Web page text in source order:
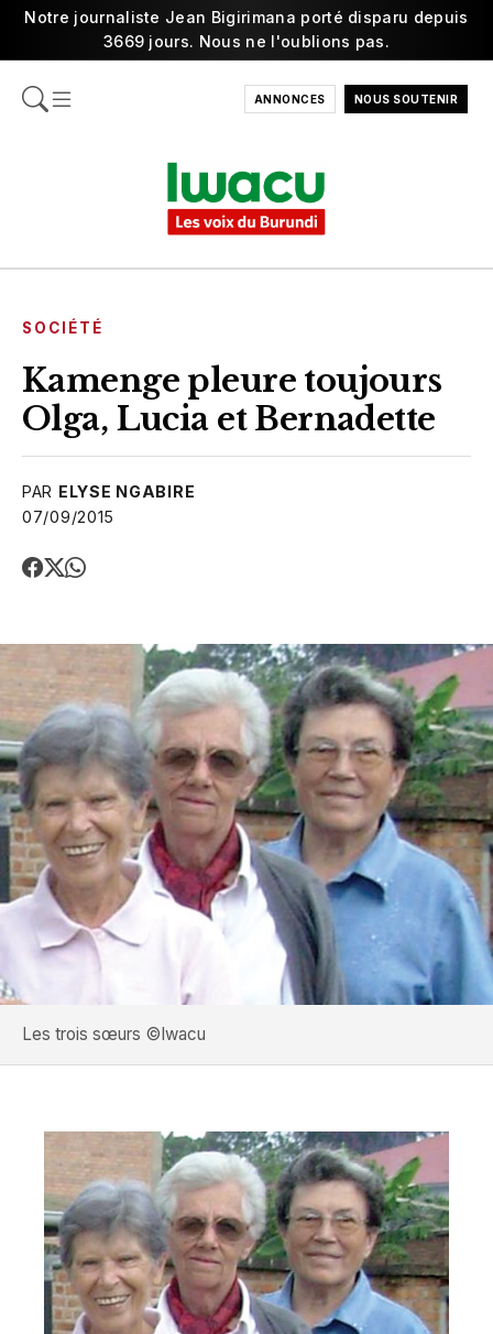
Notre journaliste Jean Bigirimana porté disparu depuis
3669 jours. Nous ne l'oublions pas.
ANNONCES NOUS SOUTENIR
SOCIÉTÉ
Kamenge pleure toujours
Olga, Lucia et Bernadette
PAR ELYSE NGABIRE
07/09/2015
Les trois sœurs ©Iwacu